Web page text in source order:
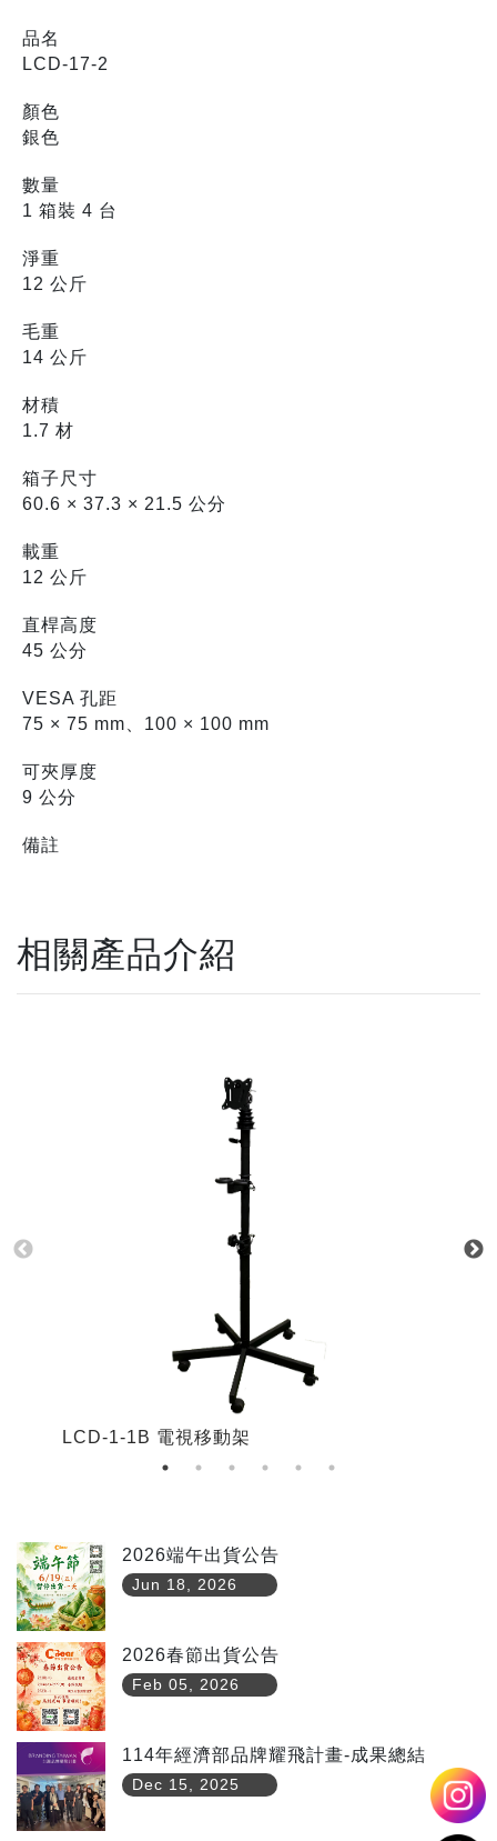
品名
LCD-17-2
顏色
銀色
數量
1 箱裝 4 台
淨重
12 公斤
毛重
14 公斤
材積
1.7 材
箱子尺寸
60.6 × 37.3 × 21.5 公分
載重
12 公斤
直桿高度
45 公分
VESA 孔距
75 × 75 mm、100 × 100 mm
可夾厚度
9 公分
備註
相關產品介紹
LCD-1-1B 電視移動架
2026端午出貨公告
Jun 18, 2026
2026春節出貨公告
Feb 05, 2026
114年經濟部品牌耀飛計畫-成果總結
Dec 15, 2025